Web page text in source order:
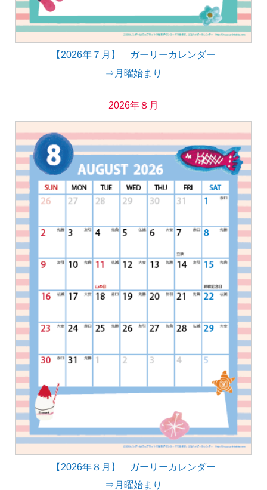
【2026年７月】 ガーリーカレンダー
⇒月曜始まり
2026年８月
【2026年８月】 ガーリーカレンダー
⇒月曜始まり